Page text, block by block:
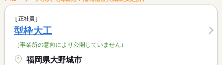
正社員
型枠大工
（事業所の意向により公開していません）
福岡県大野城市